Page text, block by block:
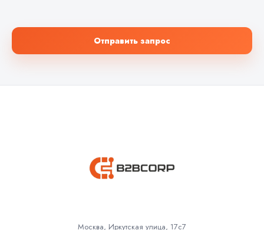
Отправить запрос
Москва, Иркутская улица, 17с7